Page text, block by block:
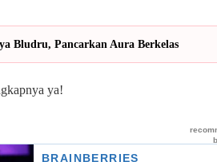
Bludru, Pancarkan Aura Berkelas
ya!